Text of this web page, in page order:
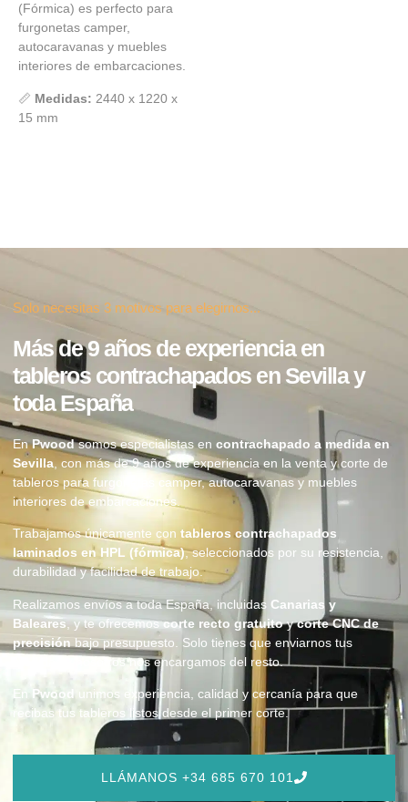
(Fórmica) es perfecto para
furgonetas camper,
autocaravanas y muebles
interiores de embarcaciones.
📏 Medidas: 2440 x 1220 x
15 mm
Solo necesitas 3 motivos para elegirnos...
Más de 9 años de experiencia en
tableros contrachapados en Sevilla y
toda España
EnPwoodsomos especialistas en contrachapado a medida en
Sevilla , con más de 9 años de experiencia en la venta y corte de
tableros para furgonetas camper, autocaravanas y muebles
interiores de embarcaciones.
Trabajamos únicamente con tableros contrachapados
laminados en HPL (fórmica), seleccionados por su resistencia,
durabilidad y facilidad de trabajo.
Realizamos envíos a toda España, incluidas Canarias y
Baleares, y te ofrecemoscorte recto gratuitoycorte CNC de
precisión bajo presupuesto. Solo tienes que enviarnos tus
medidas y nosotros nos encargamos del resto.
En Pwood
unimos experiencia, calidad y cercanía para que
recibas tus tableros listos desde el primer corte.
LLÁMANOS +34 685 670 101